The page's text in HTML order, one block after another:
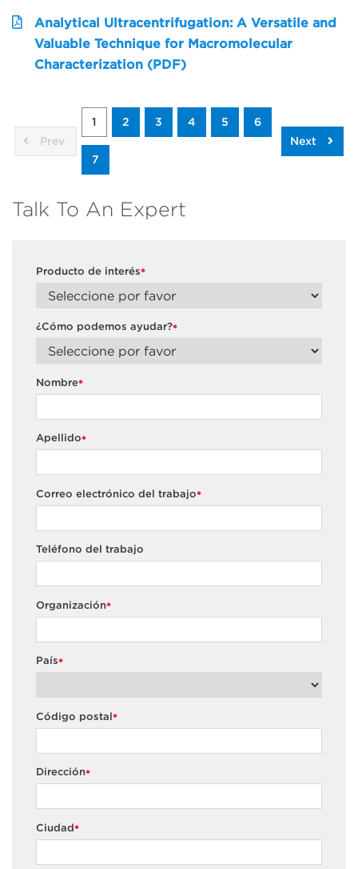
Analytical Ultracentrifugation: A Versatile and
Valuable Technique for Macromolecular
Characterization (PDF)
Prev
1 2 3 4 5 6
7
Next
Talk To An Expert
*
Producto de interés
*
¿Cómo podemos ayudar?
*
Nombre
*
Apellido
*
Correo electrónico del trabajo
Teléfono del trabajo
*
Organización
*
País
*
Código postal
*
Dirección
*
Ciudad